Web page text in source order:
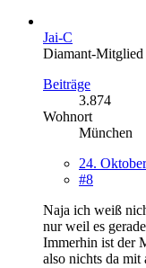
Jai-C
Diamant-Mitglied
Beiträge
3.874
Wohnort
München
24.
#8
Naja ich weiß
nur weil es
Immerhin ist der
also nichts da mit